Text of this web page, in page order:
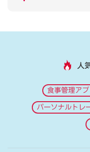
人
食事管理アプ
パーソナルトレ